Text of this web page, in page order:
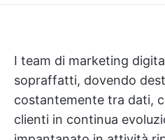
I team di marketing
sopraffatti, dovendo
costantemente tra dati,
clienti in continua